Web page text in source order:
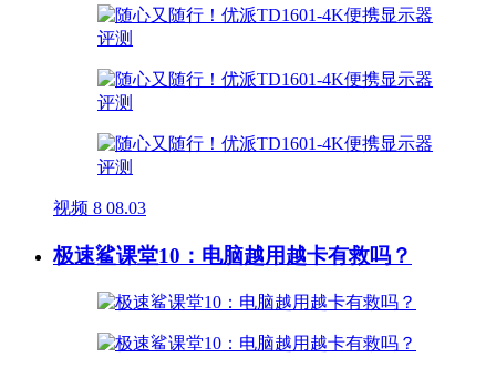
视频 8 08.03
极速鲨课堂10：电脑越用越卡有救吗？